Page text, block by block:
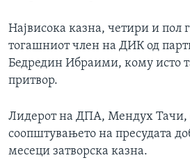
Највисока казна, четири и пол
тогашниот член на ДИК од
Бедредин Ибраими, кому исто
притвор.
Лидерот на ДПА, Мендух Тачи,
соопштувањето на пресудата
месеци затворска казна.